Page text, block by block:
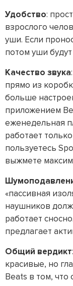
Удобство:
взрослого
уши. Если
потом уши
Качество звука
прямо из
больше
приложением
еженедельная
работает
пользуетесь
выжмете
«пассивная
наушников
работает
предлагает
Общий вердикт
красивые, но
Beats в том, что